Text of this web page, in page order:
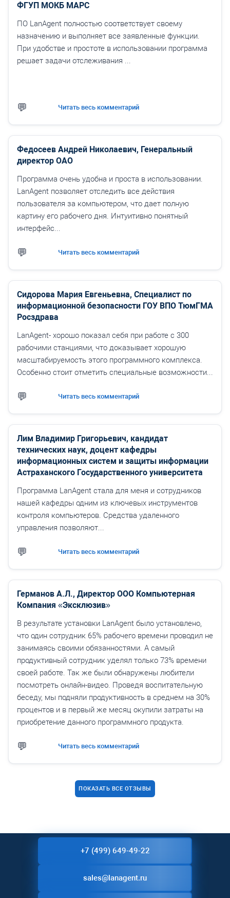
ФГУП МОКБ МАРС
ПО LanAgent полностью соответствует своему
назначению и выполняет все заявленные функции.
При удобстве и простоте в использовании программа
решает задачи отслеживания ...
Читать весь комментарий
Федосеев Андрей Николаевич, Генеральный
директор ОАО
Программа очень удобна и проста в использовании.
LanAgent позволяет отследить все действия
пользователя за компьютером, что дает полную
картину его рабочего дня. Интуитивно понятный
интерфейс...
Читать весь комментарий
Сидорова Мария Евгеньевна, Специалист по
информационной безопасности ГОУ ВПО ТюмГМА
Росздрава
LanAgent- хорошо показал себя при работе с 300
рабочими станциями, что доказывает хорошую
масштабируемость этого программного комплекса.
Особенно стоит отметить специальные возможности...
Читать весь комментарий
Лим Владимир Григорьевич, кандидат
технических наук, доцент кафедры
информационных систем и защиты информации
Астраханского Государственного университета
Программа LanAgent стала для меня и сотрудников
нашей кафедры одним из ключевых инструментов
контроля компьютеров. Средства удаленного
управления позволяют...
Читать весь комментарий
Германов А.Л., Директор ООО Компьютерная
Компания «Эксклюзив»
В результате установки LanAgent было установлено,
что один сотрудник 65% рабочего времени проводил не
занимаясь своими обязанностями. А самый
продуктивный сотрудник уделял только 73% времени
своей работе. Так же были обнаружены любители
посмотреть онлайн-видео. Проведя воспитательную
беседу, мы подняли продуктивность в среднем на 30%
процентов и в первый же месяц окупили затраты на
приобретение данного программного продукта.
Читать весь комментарий
ПОКАЗАТЬ ВСЕ ОТЗЫВЫ
+7 (499) 649-49-22
sales@lanagent.ru